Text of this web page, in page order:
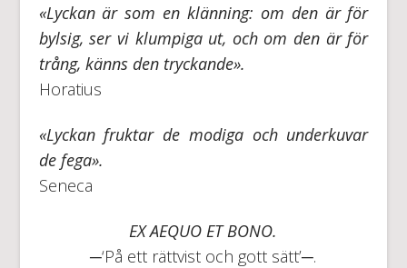
«Lyckan är som en klänning: om den är för
bylsig, ser vi klumpiga ut, och om den är för
trång, känns den tryckande».
Horatius
«Lyckan fruktar de modiga och underkuvar
de fega».
Seneca
EX AEQUO ET BONO.
─‘På ett rättvist och gott sätt’─.